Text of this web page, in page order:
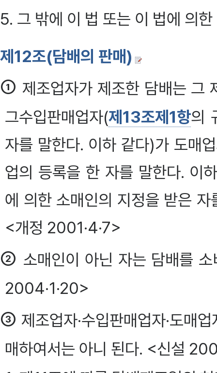
5. 그 밖에 이 법 또는 이 법에 의
제12조(담배의 판매)
① 제조업자가 제조한 담배는 그
그수입판매업자(제13조제1항의
자를 말한다. 이하 같다)가 도매
업의 등록을 한 자를 말한다. 이
에 의한 소매인의 지정을 받은
<개정 2001·4·7>
② 소매인이 아닌 자는 담배를
2004·1·20>
③ 제조업자·수입판매업자·도매
매하여서는 아니 된다. <신설